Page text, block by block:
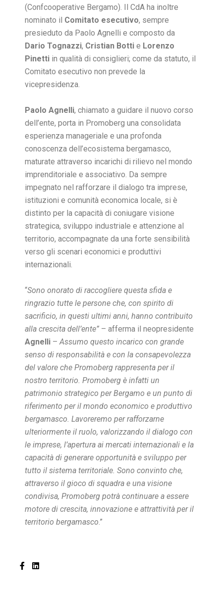
(Confcooperative Bergamo). Il CdA ha inoltre
nominato il Comitato esecutivo, sempre
presieduto da Paolo Agnelli e composto da
Dario Tognazzi, Cristian Botti e Lorenzo
Pinetti in qualità di consiglieri; come da statuto, il
Comitato esecutivo non prevede la
vicepresidenza.
Paolo Agnelli, chiamato a guidare il nuovo corso
dell’ente, porta in Promoberg una consolidata
esperienza manageriale e una profonda
conoscenza dell’ecosistema bergamasco,
maturate attraverso incarichi di rilievo nel mondo
imprenditoriale e associativo. Da sempre
impegnato nel rafforzare il dialogo tra imprese,
istituzioni e comunità economica locale, si è
distinto per la capacità di coniugare visione
strategica, sviluppo industriale e attenzione al
territorio, accompagnate da una forte sensibilità
verso gli scenari economici e produttivi
internazionali.
“Sono onorato di raccogliere questa sfida e
ringrazio tutte le persone che, con spirito di
sacrificio, in questi ultimi anni, hanno contribuito
alla crescita dell’ente” – afferma il neopresidente
Agnelli –Assumo questo incarico con grande
senso di responsabilità e con la consapevolezza
del valore che Promoberg rappresenta per il
nostro territorio. Promoberg è infatti un
patrimonio strategico per Bergamo e un punto di
riferimento per il mondo economico e produttivo
bergamasco. Lavoreremo per rafforzarne
ulteriormente il ruolo, valorizzando il dialogo con
le imprese, l’apertura ai mercati internazionali e la
capacità di generare opportunità e sviluppo per
tutto il sistema territoriale. Sono convinto che,
attraverso il gioco di squadra e una visione
condivisa, Promoberg potrà continuare a essere
motore di crescita, innovazione e attrattività per il
territorio bergamasco.”